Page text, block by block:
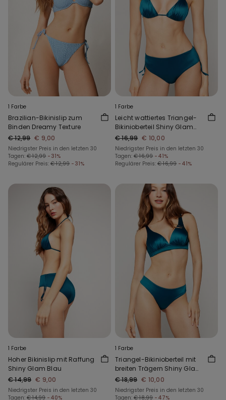
1 Farbe
Brazilian-Bikinislip zum
Binden Dreamy Texture
€ 12,99 € 9,00
Niedrigster Preis in den letzten 30
Tagen: € 12,99 -31%
Regulärer Preis: € 12,99 -31%
1 Farbe
Leicht wattiertes Triangel-
Bikinioberteil Shiny Glam
Blau
€ 16,99 € 10,00
Niedrigster Preis in den letzten 30
Tagen: € 16,99 -41%
Regulärer Preis: € 16,99 -41%
1 Farbe
Hoher Bikinislip mit Raffung
Shiny Glam Blau
€ 14,99 € 9,00
Niedrigster Preis in den letzten 30
Tagen: € 14,99 -40%
1 Farbe
Triangel-Bikinioberteil mit
breiten Trägern Shiny Glam
Blau
€ 18,99 € 10,00
Niedrigster Preis in den letzten 30
Tagen: € 18,99 -47%